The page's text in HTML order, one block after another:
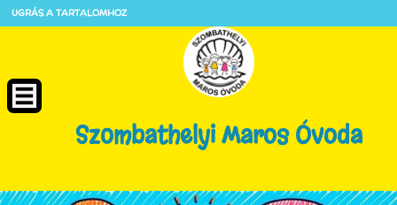
UGRÁS A TARTALOMHOZ
Szombathelyi Maros Óvoda